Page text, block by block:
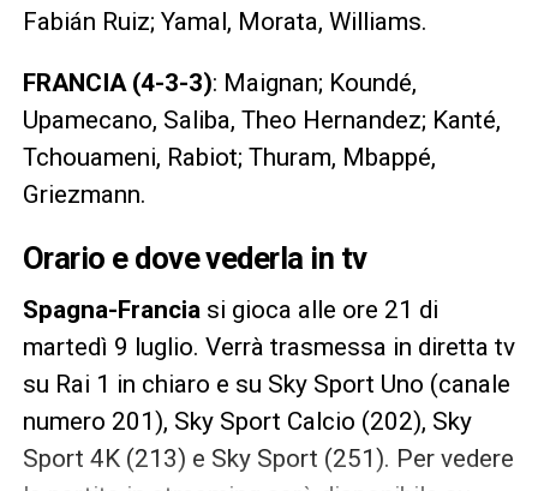
Fabián Ruiz; Yamal, Morata, Williams.
FRANCIA (4-3-3): Maignan; Koundé,
Upamecano, Saliba, Theo Hernandez; Kanté,
Tchouameni, Rabiot; Thuram, Mbappé,
Griezmann.
Orario e dove vederla in tv
Spagna-Francia si gioca alle ore 21 di
martedì 9 luglio. Verrà trasmessa in diretta tv
su Rai 1 in chiaro e su Sky Sport Uno (canale
numero 201), Sky Sport Calcio (202), Sky
Sport 4K (213) e Sky Sport (251). Per vedere